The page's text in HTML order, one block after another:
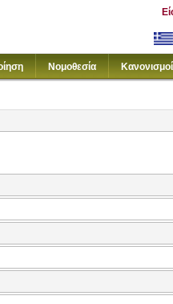
Νομοθεσία Κανονισμοί